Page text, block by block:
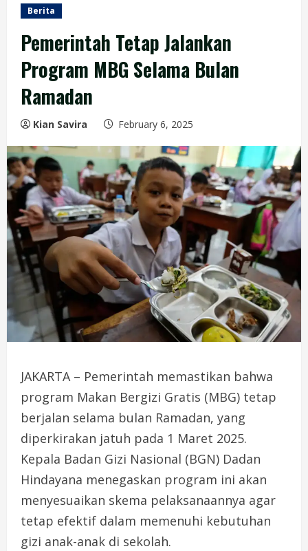
Berita
Pemerintah Tetap Jalankan
Program MBG Selama Bulan
Ramadan
Kian Savira February 6, 2025
JAKARTA – Pemerintah memastikan bahwa
program Makan Bergizi Gratis (MBG) tetap
berjalan selama bulan Ramadan, yang
diperkirakan jatuh pada 1 Maret 2025.
Kepala Badan Gizi Nasional (BGN) Dadan
Hindayana menegaskan program ini akan
menyesuaikan skema pelaksanaannya agar
tetap efektif dalam memenuhi kebutuhan
gizi anak-anak di sekolah.